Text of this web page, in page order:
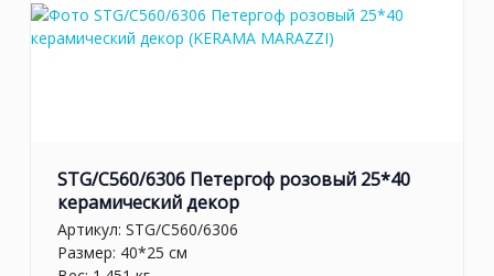
STG/C560/6306 Петергоф розовый 25*40
керамический декор
Артикул: STG/C560/6306
Размер: 40*25 см